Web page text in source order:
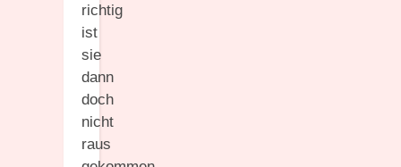
richtig
ist
sie
dann
doch
nicht
raus